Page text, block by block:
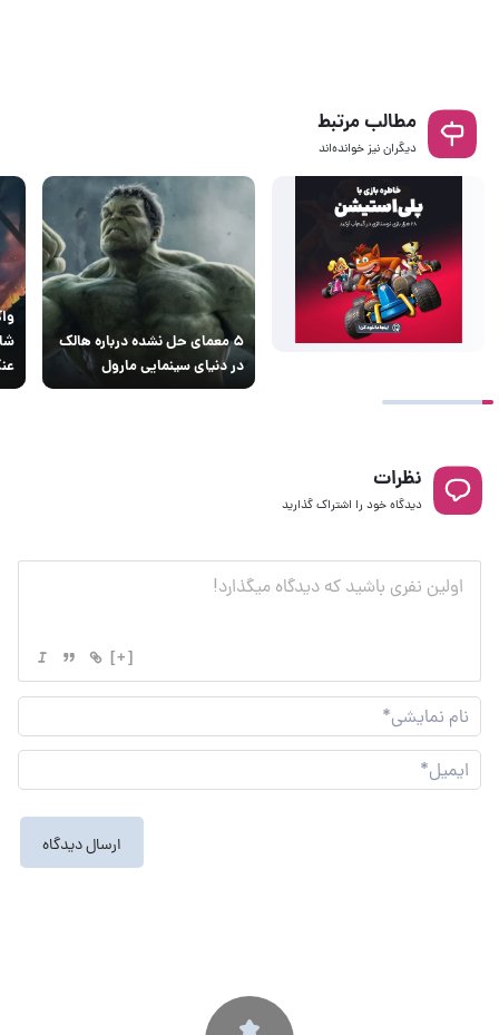
مطالب مرتبط
دیگران نیز خوانده‌اند
۵ معمای حل نشده درباره هالک
در دنیای سینمایی مارول
نظرات
دیدگاه خود را اشتراک گذارید
[+]
نام